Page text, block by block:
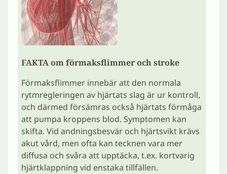
FAKTA om förmaksflimmer och stroke
Förmaksflimmer innebär att den normala
rytmregleringen av hjärtats slag är ur kontroll,
och därmed försämras också hjärtats förmåga
att pumpa kroppens blod. Symptomen kan
skifta. Vid andningsbesvär och hjärtsvikt krävs
akut vård, men ofta kan tecknen vara mer
diffusa och svåra att upptäcka, t.ex. kortvarig
hjärtklappning vid enstaka tillfällen.